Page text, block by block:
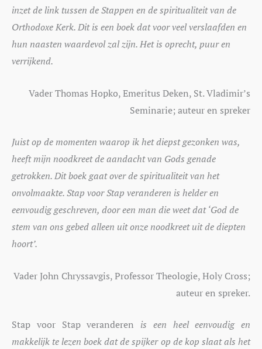
inzet de link tussen de Stappen en de spiritualiteit van de
Orthodoxe Kerk. Dit is een boek dat voor veel verslaafden en
hun naasten waardevol zal zijn. Het is oprecht, puur en
verrijkend.
Vader Thomas Hopko, Emeritus Deken, St. Vladimir’s
Seminarie; auteur en spreker
Juist op de momenten waarop ik het diepst gezonken was,
heeft mijn noodkreet de aandacht van Gods genade
getrokken. Dit boek gaat over de spiritualiteit van het
onvolmaakte. Stap voor Stap veranderen is helder en
eenvoudig geschreven, door een man die weet dat ‘God de
stem van ons gebed alleen uit onze noodkreet uit de diepten
hoort’.
Vader John Chryssavgis, Professor Theologie, Holy Cross;
auteur en spreker.
Stap voor Stap veranderen is een heel eenvoudig en
makkelijk te lezen boek dat de spijker op de kop slaat als het